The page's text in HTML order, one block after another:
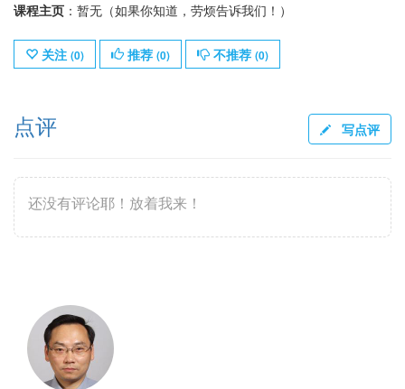
课程主页 ：暂无（如果你知道，劳烦告诉我们！）
关注 (0) 推荐 (0) 不推荐 (0)
点评 写点评
还没有评论耶！放着我来！